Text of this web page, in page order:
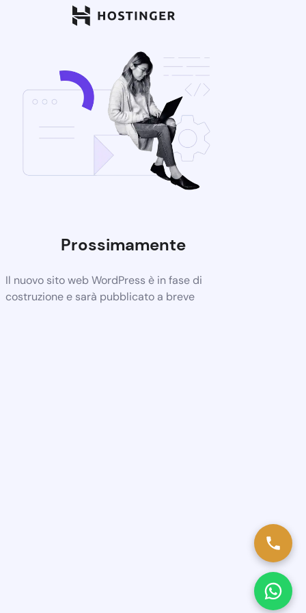
Prossimamente
Il nuovo sito web WordPress è in fase di
costruzione e sarà pubblicato a breve